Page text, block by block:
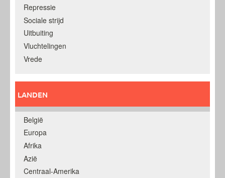
Repressie
Sociale strijd
Uitbuiting
Vluchtelingen
Vrede
LANDEN
België
Europa
Afrika
Azië
Centraal-Amerika